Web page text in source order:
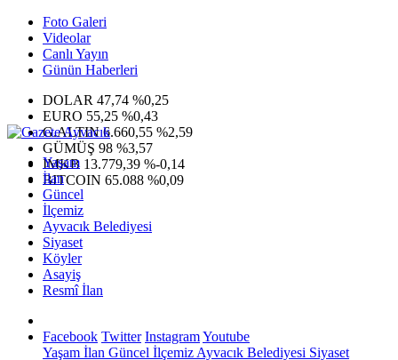
Foto Galeri
Videolar
Canlı Yayın
Günün Haberleri
DOLAR 47,74 %0,25
EURO 55,25 %0,43
G.ALTIN6.660,55 %2,59
GÜMÜŞ 98 %3,57
IMKB 13.779,39 %-0,14
BITCOIN 65.088 %0,09
Yaşam
İlan
Güncel
İlçemiz
Ayvacık Belediyesi
Siyaset
Köyler
Asayiş
Resmî İlan
Facebook Twitter InstagramYoutube
Yaşam İlan Güncel İlçemiz Ayvacık Belediyesi Siyaset